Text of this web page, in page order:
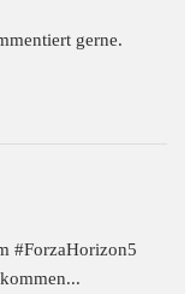
gerne.
#ForzaHorizon5